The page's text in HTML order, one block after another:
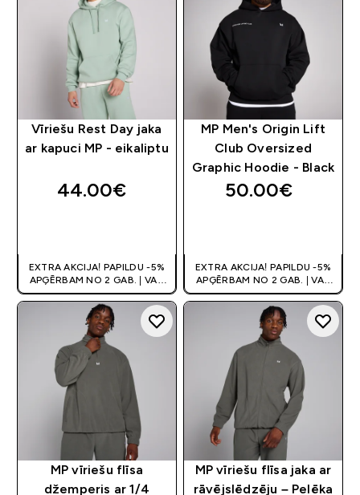
Vīriešu Rest Day jaka
ar kapuci MP - eikaliptu
44.00€‎
EXTRA AKCIJA! PAPILDU -5%
APĢĒRBAM NO 2 GAB. | VAR
APVIENOT AR KUPONU
MP Men's Origin Lift
Club Oversized
Graphic Hoodie - Black
50.00€‎
EXTRA AKCIJA! PAPILDU -5%
APĢĒRBAM NO 2 GAB. | VAR
APVIENOT AR KUPONU
MP vīriešu flīsa
džemperis ar 1/4
MP vīriešu flīsa jaka ar
rāvējslēdzēju – Pelēka